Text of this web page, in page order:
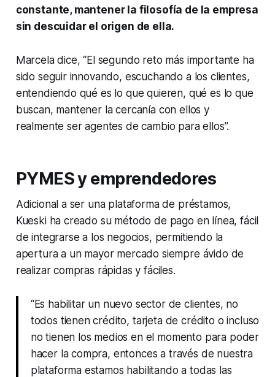
constante, mantener la filosofía de la empresa
sin descuidar el origen de ella.
Marcela dice, “El segundo reto más importante ha
sido seguir innovando, escuchando a los clientes,
entendiendo qué es lo que quieren, qué es lo que
buscan, mantener la cercanía con ellos y
realmente ser agentes de cambio para ellos”.
PYMES y emprendedores
Adicional a ser una plataforma de préstamos,
Kueski ha creado su método de pago en línea, fácil
de integrarse a los negocios, permitiendo la
apertura a un mayor mercado siempre ávido de
realizar compras rápidas y fáciles.
“Es habilitar un nuevo sector de clientes, no
todos tienen crédito, tarjeta de crédito o incluso
no tienen los medios en el momento para poder
hacer la compra, entonces a través de nuestra
plataforma estamos habilitando a todas las